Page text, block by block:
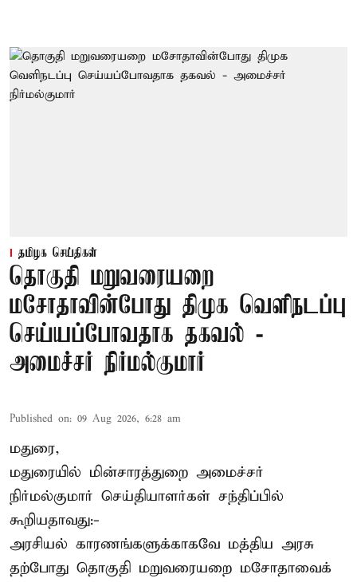
தமிழக செய்திகள்
தொகுதி மறுவரையறை
மசோதாவின்போது திமுக வெளிநடப்பு
செய்யப்போவதாக தகவல் -
அமைச்சர் நிர்மல்குமார்
Published on: 09 Aug 2026, 6:28 am
மதுரை,
மதுரையில் மின்சாரத்துறை அமைச்சர்
நிர்மல்குமார் செய்தியாளர்கள் சந்திப்பில்
கூறியதாவது:-
அரசியல் காரணங்களுக்காகவே மத்திய அரசு
தற்போது தொகுதி மறுவரையறை மசோதாவைக்